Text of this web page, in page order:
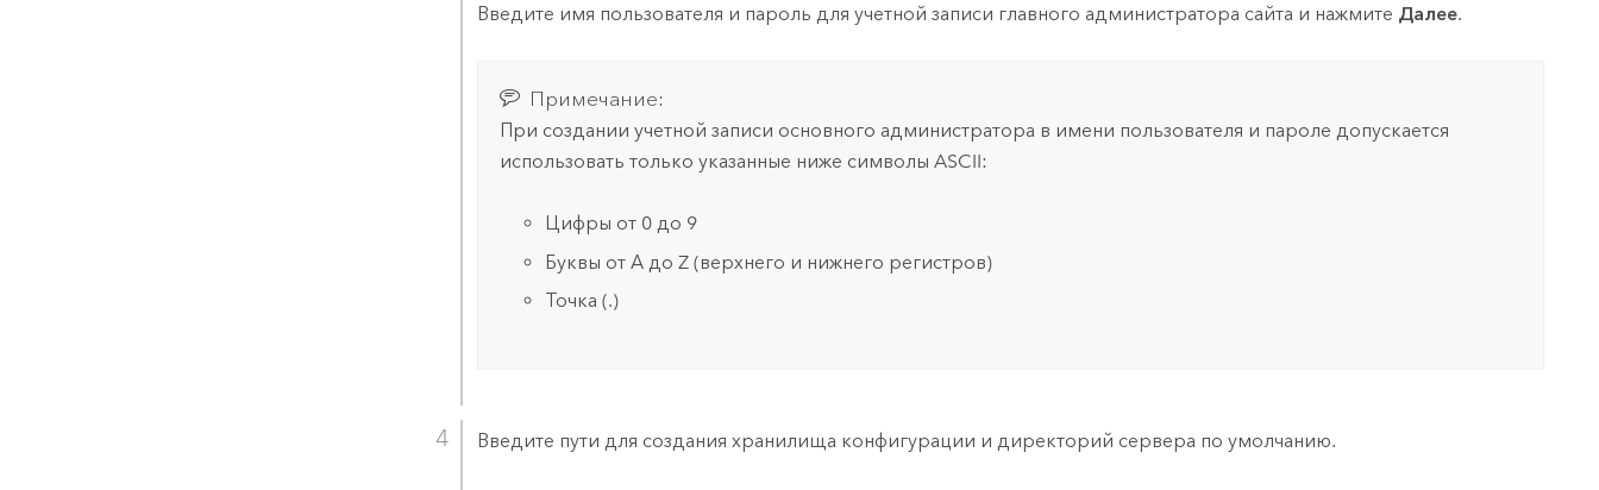
Введите имя пользователя и пароль для учетной записи главного администратора сайта и нажмите Далее.
Примечание:
При создании учетной записи основного администратора в имени пользователя и пароле допускается
использовать только указанные ниже символы ASCII:
Цифры от 0 до 9
Буквы от А до Z (верхнего и нижнего регистров)
Точка (.)
Введите пути для создания хранилища конфигурации и директорий сервера по умолчанию.